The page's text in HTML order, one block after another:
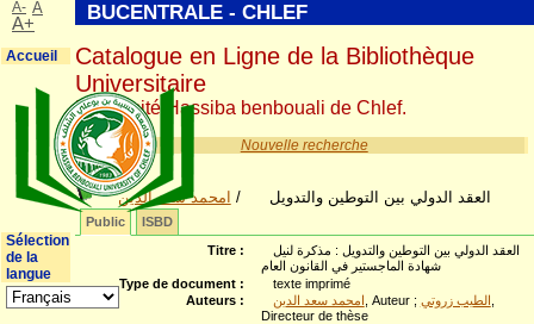
Nouvelle recherche
العقد الدولي بين التوطين والتدويل / امحمد سعد الدين
Public
ISBD
Titre :
العقد الدولي بين التوطين والتدويل : مذكرة لنيل
شهادة الماجستير في القانون العام
Type de document :
texte imprimé
Auteurs :
امحمد سعد الدين , Auteur ; الطيب زروتي
Directeur de thèse
BUCENTRALE - CHLEF
Catalogue en Ligne de la Bibliothèque
Universitaire
Université Hassiba benbouali de Chlef.
A- A
A+
Accueil
Sélection
de la
langue